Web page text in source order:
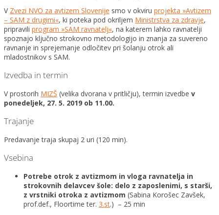
V Zvezi NVO za avtizem Slovenije smo v okviru projekta »Avtizem
– SAM z drugimi«, ki poteka pod okriljem Ministrstva za zdravje,
pripravili program »SAM ravnatelj«, na katerem lahko ravnatelji
spoznajo ključno strokovno metodologijo in znanja za suvereno
ravnanje in sprejemanje odločitev pri šolanju otrok ali
mladostnikov s SAM.
Izvedba in termin
V prostorih MIZŠ (velika dvorana v pritličju), termin izvedbe v
ponedeljek, 27. 5. 2019 ob 11.00.
Trajanje
Predavanje traja skupaj 2 uri (120 min).
Vsebina
Potrebe otrok z avtizmom in vloga ravnatelja in
strokovnih delavcev šole: delo z zaposlenimi, s starši,
z vrstniki otroka z avtizmom (Sabina Korošec Zavšek,
prof.def., Floortime ter. 3.st.) – 25 min